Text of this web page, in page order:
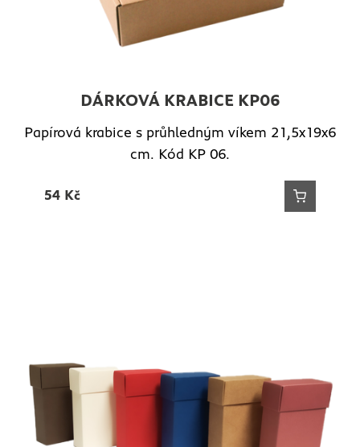
DÁRKOVÁ KRABICE KP06
Papírová krabice s průhledným víkem 21,5x19x6
cm. Kód KP 06.
54Kč